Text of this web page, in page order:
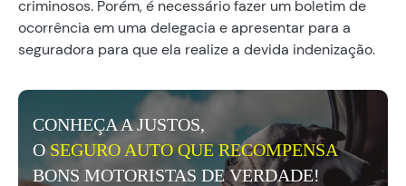
criminosos. Porém, é necessário fazer um boletim de
ocorrência em uma delegacia e apresentar para a
seguradora para que ela realize a devida indenização.
CONHEÇA A JUSTOS,
OSEGURO AUTO QUE RECOMPENSA
BONS MOTORISTAS DE VERDADE!